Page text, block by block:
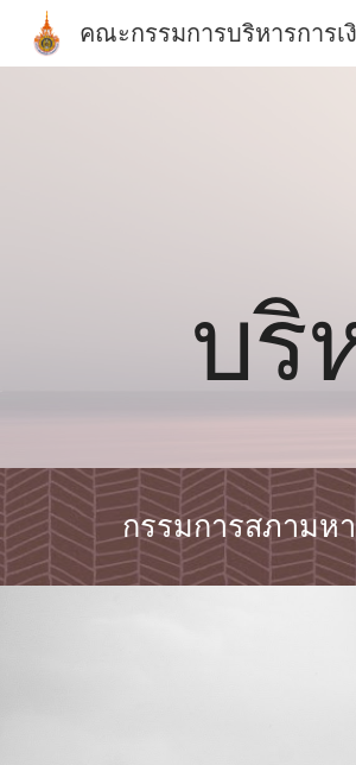
บริ
กรรมการสภามห